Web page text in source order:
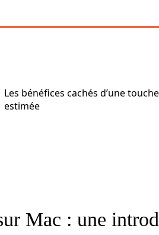
Les bénéfices cachés d’une
estimée
Mac : une